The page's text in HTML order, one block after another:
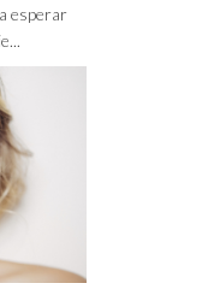
esperar